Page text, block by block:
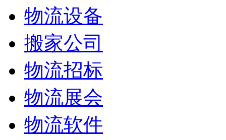
物流设备
搬家公司
物流招标
物流展会
物流软件